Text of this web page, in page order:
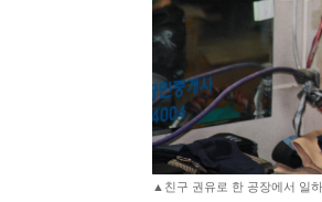
▲친구 권유로 한 공장에서 일